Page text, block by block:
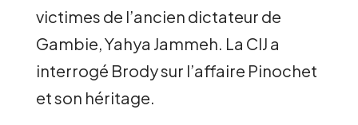
victimes de l’ancien dictateur de
Gambie, Yahya Jammeh. La CIJ a
interrogé Brody sur l’affaire Pinochet
et son héritage.